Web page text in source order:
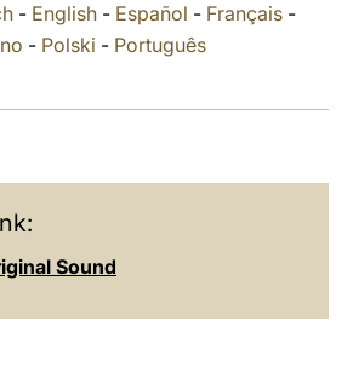
- English- Español - Français-
- Polski - Português
Sound